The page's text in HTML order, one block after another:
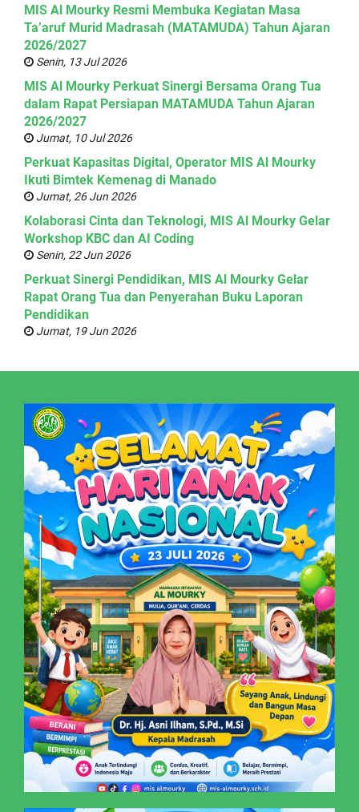
MIS Al Mourky Resmi Membuka Kegiatan Masa
Ta’aruf Murid Madrasah (MATAMUDA) Tahun Ajaran
2026/2027
Senin, 13 Jul 2026
MIS Al Mourky Perkuat Sinergi Bersama Orang Tua
dalam Rapat Persiapan MATAMUDA Tahun Ajaran
2026/2027
Jumat, 10 Jul 2026
Perkuat Kapasitas Digital, Operator MIS Al Mourky
Ikuti Bimtek Kemenag di Manado
Jumat, 26 Jun 2026
Kolaborasi Cinta dan Teknologi, MIS Al Mourky Gelar
Workshop KBC dan AI Coding
Senin, 22 Jun 2026
Perkuat Sinergi Pendidikan, MIS Al Mourky Gelar
Rapat Orang Tua dan Penyerahan Buku Laporan
Pendidikan
Jumat, 19 Jun 2026